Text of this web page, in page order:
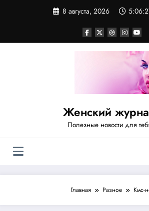
8 августа, 2026
Женский
Полезные новости для
Главная Разное Кмс-